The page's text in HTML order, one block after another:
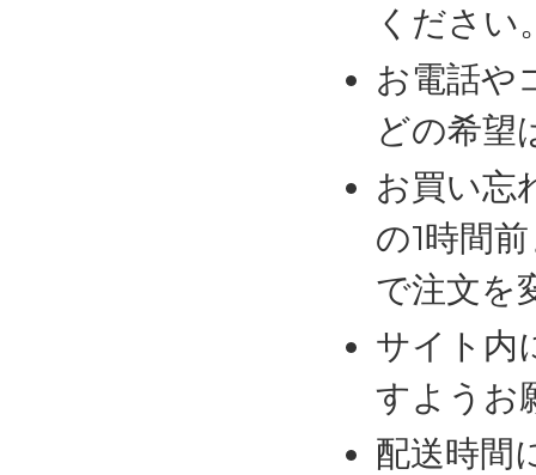
ください
お電話や
どの希望
お買い忘
の1時間
で注文を
サイト内
すようお
配送時間